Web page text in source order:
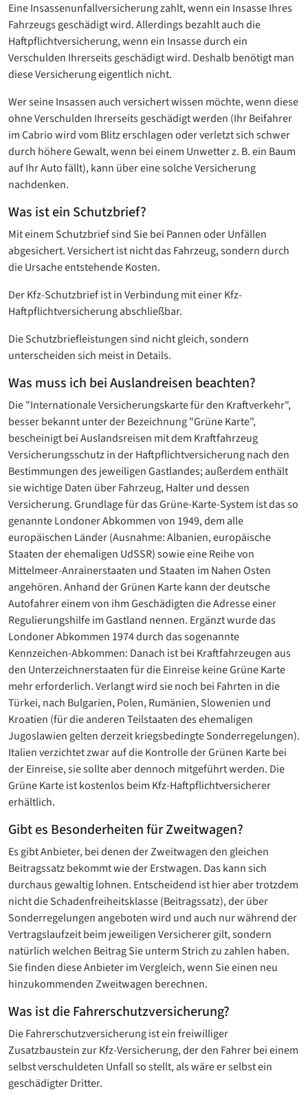
Eine Insassenunfallversicherung zahlt, wenn ein Insasse Ihres
Fahrzeugs geschädigt wird. Allerdings bezahlt auch die
Haftpflichtversicherung, wenn ein Insasse durch ein
Verschulden Ihrerseits geschädigt wird. Deshalb benötigt man
diese Versicherung eigentlich nicht.
Wer seine Insassen auch versichert wissen möchte, wenn diese
ohne Verschulden Ihrerseits geschädigt werden (Ihr Beifahrer
im Cabrio wird vom Blitz erschlagen oder verletzt sich schwer
durch höhere Gewalt, wenn bei einem Unwetter z. B. ein Baum
auf Ihr Auto fällt), kann über eine solche Versicherung
nachdenken.
Was ist ein Schutzbrief?
Mit einem Schutzbrief sind Sie bei Pannen oder Unfällen
abgesichert. Versichert ist nicht das Fahrzeug, sondern durch
die Ursache entstehende Kosten.
Der Kfz-Schutzbrief ist in Verbindung mit einer Kfz-
Haftpflichtversicherung abschließbar.
Die Schutzbriefleistungen sind nicht gleich, sondern
unterscheiden sich meist in Details.
Was muss ich bei Auslandreisen beachten?
Die "Internationale Versicherungskarte für den Kraftverkehr",
besser bekannt unter der Bezeichnung "Grüne Karte",
bescheinigt bei Auslandsreisen mit dem Kraftfahrzeug
Versicherungsschutz in der Haftpflichtversicherung nach den
Bestimmungen des jeweiligen Gastlandes; außerdem enthält
sie wichtige Daten über Fahrzeug, Halter und dessen
Versicherung. Grundlage für das Grüne-Karte-System ist das so
genannte Londoner Abkommen von 1949, dem alle
europäischen Länder (Ausnahme: Albanien, europäische
Staaten der ehemaligen UdSSR) sowie eine Reihe von
Mittelmeer-Anrainerstaaten und Staaten im Nahen Osten
angehören. Anhand der Grünen Karte kann der deutsche
Autofahrer einem von ihm Geschädigten die Adresse einer
Regulierungshilfe im Gastland nennen. Ergänzt wurde das
Londoner Abkommen 1974 durch das sogenannte
Kennzeichen-Abkommen: Danach ist bei Kraftfahrzeugen aus
den Unterzeichnerstaaten für die Einreise keine Grüne Karte
mehr erforderlich. Verlangt wird sie noch bei Fahrten in die
Türkei, nach Bulgarien, Polen, Rumänien, Slowenien und
Kroatien (für die anderen Teilstaaten des ehemaligen
Jugoslawien gelten derzeit kriegsbedingte Sonderregelungen).
Italien verzichtet zwar auf die Kontrolle der Grünen Karte bei
der Einreise, sie sollte aber dennoch mitgeführt werden. Die
Grüne Karte ist kostenlos beim Kfz-Haftpflichtversicherer
erhältlich.
Gibt es Besonderheiten für Zweitwagen?
Es gibt Anbieter, bei denen der Zweitwagen den gleichen
Beitragssatz bekommt wie der Erstwagen. Das kann sich
durchaus gewaltig lohnen. Entscheidend ist hier aber trotzdem
nicht die Schadenfreiheitsklasse (Beitragssatz), der über
Sonderregelungen angeboten wird und auch nur während der
Vertragslaufzeit beim jeweiligen Versicherer gilt, sondern
natürlich welchen Beitrag Sie unterm Strich zu zahlen haben.
Sie finden diese Anbieter im Vergleich, wenn Sie einen neu
hinzukommenden Zweitwagen berechnen.
Was ist die Fahrerschutzversicherung?
Die Fahrerschutzversicherung ist ein freiwilliger
Zusatzbaustein zur Kfz-Versicherung, der den Fahrer bei einem
selbst verschuldeten Unfall so stellt, als wäre er selbst ein
geschädigter Dritter.